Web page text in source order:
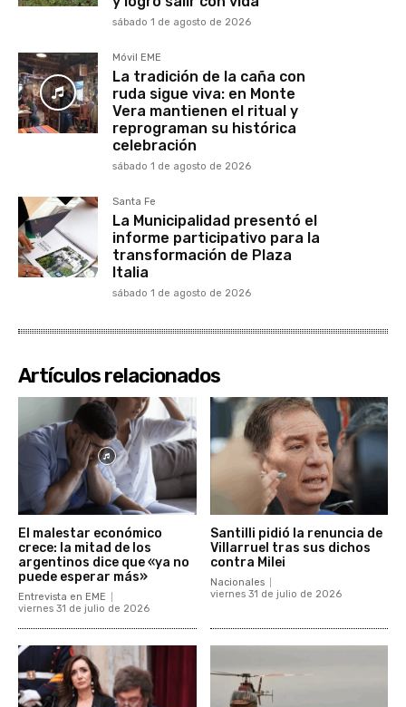
sábado 1 de agosto de 2026
Móvil EME
La tradición de la caña con
ruda sigue viva: en Monte
Vera mantienen el ritual y
reprograman su histórica
celebración
sábado 1 de agosto de 2026
Santa Fe
La Municipalidad presentó el
informe participativo para la
transformación de Plaza
Italia
sábado 1 de agosto de 2026
Artículos relacionados
El malestar económico
crece: la mitad de los
argentinos dice que «ya no
puede esperar más»
Entrevista en EME
viernes 31 de julio de 2026
Santilli pidió la renuncia de
Villarruel tras sus dichos
contra Milei
Nacionales
viernes 31 de julio de 2026